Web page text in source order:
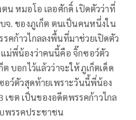
น หมอโอ เลอศักดิ์ เปิดตัวว่าที่
จ. ของภูเก็ต ตนเป็นคนหนึ่งใน
คก้าวไกลลงพื้นที่มาช่วยเปิดตัว
ม่พี่น้องว่าคนนี้คือ จิ๊กซอว์ตัว
ต บอกไว้แล้วว่าจะให้ภูเก็ตเด็ด
อว์ตัวสุดท้ายเพราะวันนี้พี่น้อง
เขต เป็นของอดีตพรรคก้าวไกล
พรรคประชาชน